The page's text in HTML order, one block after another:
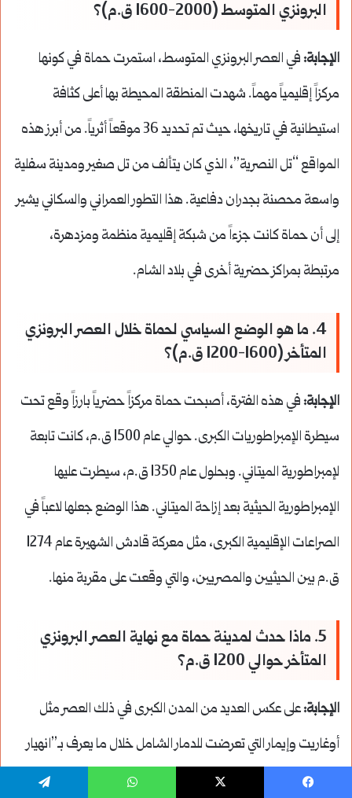
البرونزي المتوسط (2000-1600 ق.م)؟
الإجابة:في العصر البرونزي المتوسط، استمرت حماة في كونها
مركزاً إقليمياً مهماً. شهدت المنطقة المحيطة بها أعلى كثافة
استيطانية في تاريخها، حيث تم تحديد 36 موقعاً أثرياً. من أبرز هذه
المواقع “تل النصرية”، الذي كان يتألف من تل صغير ومدينة سفلية
واسعة محصنة بجدران دفاعية. هذا التطور العمراني والسكاني يشير
إلى أن حماة كانت جزءاً من شبكة إقليمية منظمة ومزدهرة،
مرتبطة بمراكز حضرية أخرى في بلاد الشام.
4. ما هو الوضع السياسي لحماة خلال العصر البرونزي
المتأخر (1600-1200 ق.م)؟
الإجابة:في هذه الفترة، أصبحت حماة مركزاً حضرياً بارزاً وقع تحت
سيطرة الإمبراطوريات الكبرى. حوالي عام 1500 ق.م، كانت تابعة
لإمبراطورية الميتاني. وبحلول عام 1350 ق.م، سيطرت عليها
الإمبراطورية الحيثية بعد إزاحة الميتاني. هذا الوضع جعلها لاعباً في
الصراعات الإقليمية الكبرى، مثل معركة قادش الشهيرة عام 1274
ق.م بين الحيثيين والمصريين، والتي وقعت على مقربة منها.
5. ماذا حدث لمدينة حماة مع نهاية العصر البرونزي
المتأخر حوالي 1200 ق.م؟
الإجابة:على عكس العديد من المدن الكبرى في ذلك العصر مثل
أوغاريت وإيمار التي تعرضت للدمار الشامل خلال ما يعرف بـ”انهيار
العصر البرونزي المتأخر”، تشير الأدلة الأثرية إلى أن حماة لم تتعرض